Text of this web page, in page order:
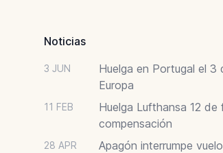
Noticias
3 JUN
Huelga en Portugal el
Europa
11 FEB
Huelga Lufthansa 12
compensación
28 APR Apagón interrumpe